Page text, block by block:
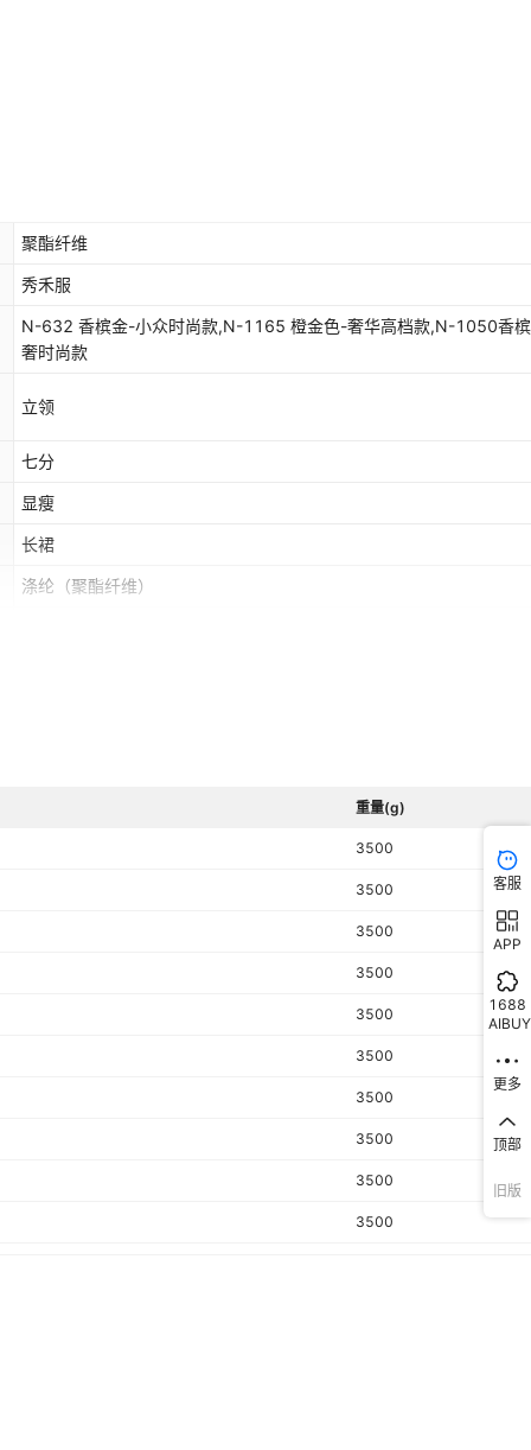
聚酯纤维
秀禾服
N-632 香槟金-小众时尚款,N-1165 橙金色-奢华高档款,N-1050香
奢时尚款
立领
七分
显瘦
长裙
涤纶（聚酯纤维）
重量(g)
3500
3500
3500
3500
3500
3500
3500
3500
3500
3500
客服
APP
1688
AIBUY
更多
顶部
旧版